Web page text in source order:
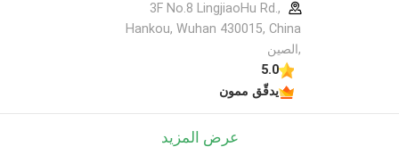
3F No.8 LingjiaoHu Rd.,
Hankou, Wuhan 430015, China
,الصين
5.0
يدقّق ممون
عرض المزيد